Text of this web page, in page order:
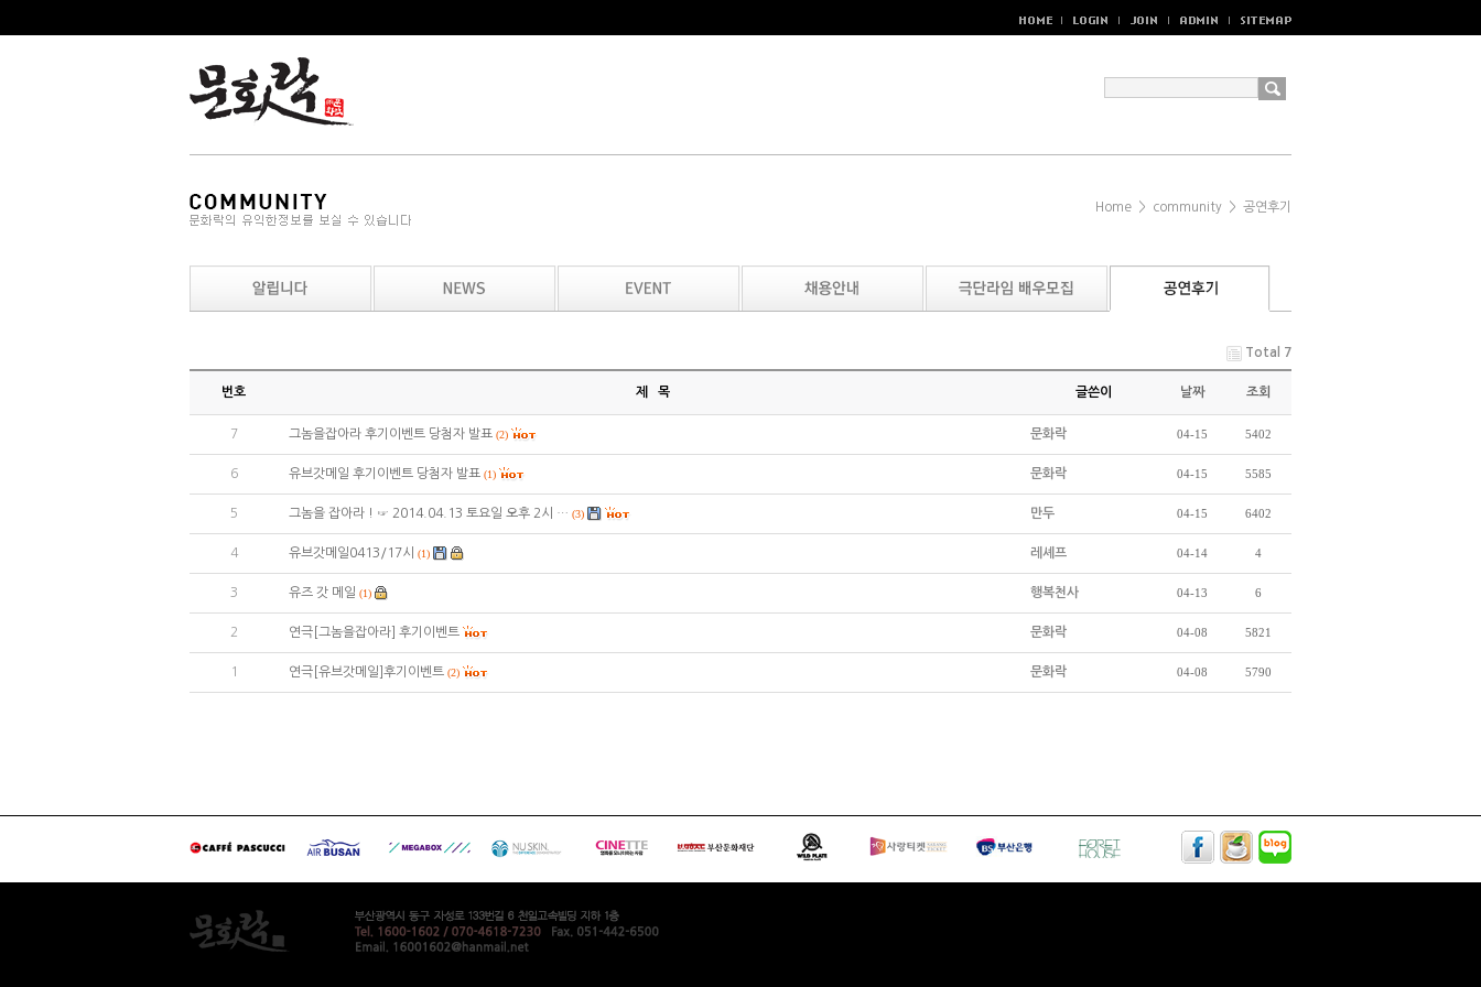
Home > community > 공연후기
Total 7
번호 제 목 글쓴이 날짜 조회
7 그놈을잡아라 후기이벤트 당첨자 발표 (2) 문화락 04-15 5402
6 유브갓메일 후기이벤트 당첨자 발표 (1) 문화락 04-15 5585
5 그놈을 잡아라 ! ☞ 2014.04.13 토요일 오후 2시 … (3) 만두 04-15 6402
4 유브갓메일0413/17시 (1) 레셰프 04-14 4
3 유즈 갓 메일 (1) 행복천사 04-13 6
2 연극[그놈을잡아라] 후기이벤트 문화락 04-08 5821
1 연극[유브갓메일]후기이벤트 (2) 문화락 04-08 5790